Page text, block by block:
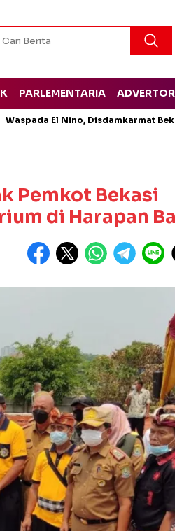
PARLEMENTARIA
Waspada El Nino, Disdamkarmat
Pemkot Bekasi
di Harapan